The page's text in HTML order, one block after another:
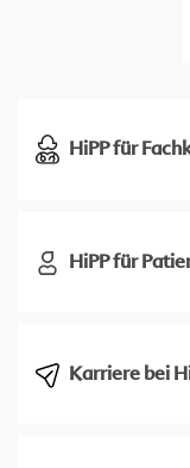
HiPP für
HiPP für
Karriere bei